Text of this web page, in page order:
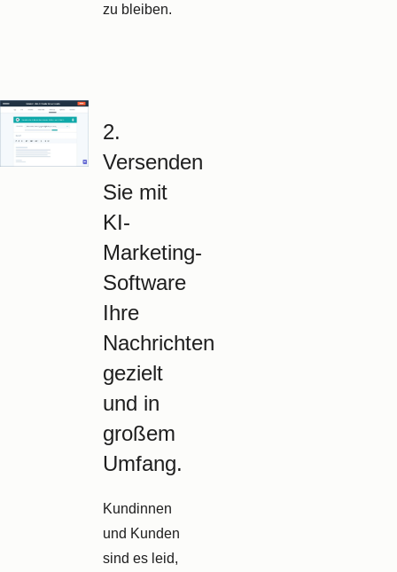
zu bleiben.
2.
Versenden
Sie mit
KI-
Marketing-
Software
Ihre
Nachrichten
gezielt
und in
großem
Umfang.
Kundinnen
und Kunden
sind es leid,